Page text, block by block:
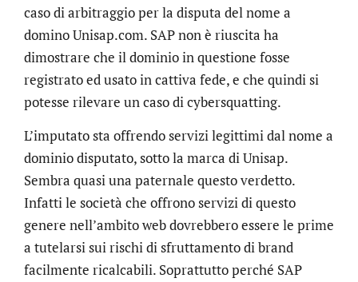
caso di arbitraggio per la disputa del nome a
domino Unisap.com. SAP non è riuscita ha
dimostrare che il dominio in questione fosse
registrato ed usato in cattiva fede, e che quindi si
potesse rilevare un caso di cybersquatting.
L’imputato sta offrendo servizi legittimi dal nome a
dominio disputato, sotto la marca di Unisap.
Sembra quasi una paternale questo verdetto.
Infatti le società che offrono servizi di questo
genere nell’ambito web dovrebbero essere le prime
a tutelarsi sui rischi di sfruttamento di brand
facilmente ricalcabili. Soprattutto perché SAP